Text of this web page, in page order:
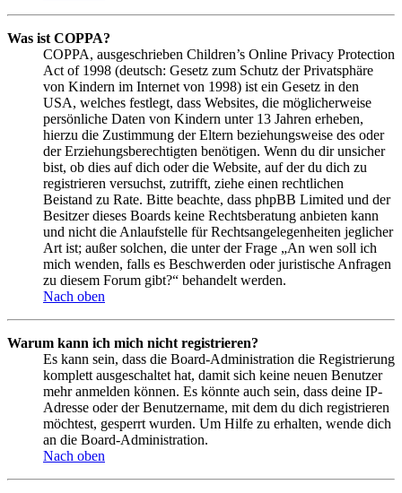
Was ist COPPA?
COPPA, ausgeschrieben Children’s Online Privacy Protection
Act of 1998 (deutsch: Gesetz zum Schutz der Privatsphäre
von Kindern im Internet von 1998) ist ein Gesetz in den
USA, welches festlegt, dass Websites, die möglicherweise
persönliche Daten von Kindern unter 13 Jahren erheben,
hierzu die Zustimmung der Eltern beziehungsweise des oder
der Erziehungsberechtigten benötigen. Wenn du dir unsicher
bist, ob dies auf dich oder die Website, auf der du dich zu
registrieren versuchst, zutrifft, ziehe einen rechtlichen
Beistand zu Rate. Bitte beachte, dass phpBB Limited und der
Besitzer dieses Boards keine Rechtsberatung anbieten kann
und nicht die Anlaufstelle für Rechtsangelegenheiten jeglicher
Art ist; außer solchen, die unter der Frage „An wen soll ich
mich wenden, falls es Beschwerden oder juristische Anfragen
zu diesem Forum gibt?“ behandelt werden.
Nach oben
Warum kann ich mich nicht registrieren?
Es kann sein, dass die Board-Administration die Registrierung
komplett ausgeschaltet hat, damit sich keine neuen Benutzer
mehr anmelden können. Es könnte auch sein, dass deine IP-
Adresse oder der Benutzername, mit dem du dich registrieren
möchtest, gesperrt wurden. Um Hilfe zu erhalten, wende dich
an die Board-Administration.
Nach oben